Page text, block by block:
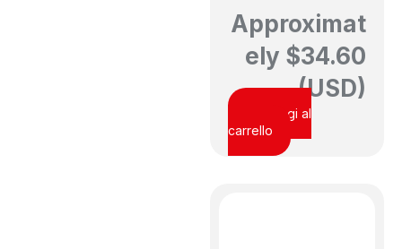
Approximat
ely $34.60
(USD)
Aggiungi al
carrello